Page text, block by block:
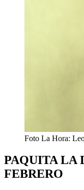
Foto La Hora:
PAQUITA LA
FEBRERO